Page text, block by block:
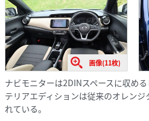
画像(11枚)
ナビモニターは2DINスペースに収め
テリアエディションは従来のオレン
れている。